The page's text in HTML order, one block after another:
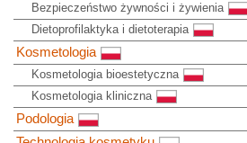
Bezpieczeństwo żywności i żywienia
Dietoprofilaktyka i dietoterapia
Kosmetologia
Kosmetologia bioestetyczna
Kosmetologia kliniczna
Podologia